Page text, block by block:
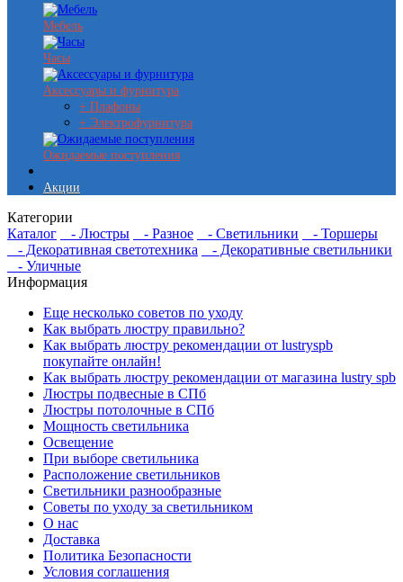
Мебель
Часы
Аксессуары и фурнитура
+ Плафоны
+ Электрофурнитура
Ожидаемые поступления
Акции
Категории
Каталог
- Люстры - Разное - Светильники
- Торшеры
- Декоративная светотехника
- Декоративные светильники
- Уличные
Информация
Еще несколько советов по уходу
Как выбрать люстру правильно?
Как выбрать люстру рекомендации от lustryspb
покупайте онлайн!
Как выбрать люстру рекомендации от магазина lustry spb
Люстры подвесные в СПб
Люстры потолочные в СПб
Мощность светильника
Освещение
При выборе светильника
Расположение светильников
Светильники разнообразные
Советы по уходу за светильником
О нас
Доставка
Политика Безопасности
Условия соглашения